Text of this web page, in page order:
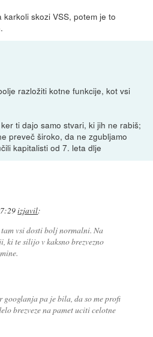
skozi VSS, potem je to
razložiti kotne funkcije, kot vsi
ti dajo samo stvari, ki jih ne rabiš;
preveč široko, da ne zgubljamo
kapitalisti od 7. leta dlje
izjavil:
tam vsi dosti bolj normalni. Na
ki te silijo v kaksno brezvezno
pa je bila, da so me profi
brezveze na pamet uciti celotne